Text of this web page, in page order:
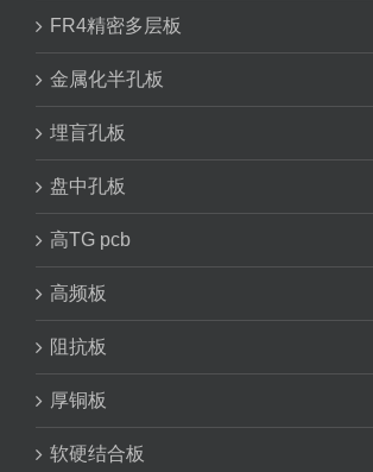
FR4精密多层板
金属化半孔板
埋盲孔板
盘中孔板
高TG pcb
高频板
阻抗板
厚铜板
软硬结合板